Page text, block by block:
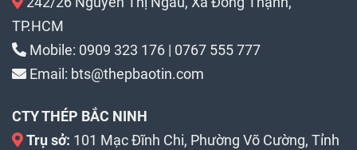
TP.HCM
Mobile: 0909 323 176 | 0767 555 777
Email: bts@thepbaotin.com
CTY THÉP BẮC NINH
Trụ sở: 101 Mạc Đĩnh Chi, Phường Võ Cường, Tỉnh